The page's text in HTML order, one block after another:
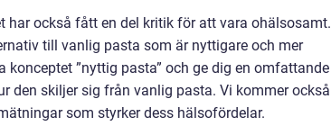
har också fått en del kritik för att vara ohälsosamt.
till vanlig pasta som är nyttigare och mer
”nyttig pasta” och ge dig en omfattande
den skiljer sig från vanlig pasta. Vi kommer också
som styrker dess hälsofördelar.